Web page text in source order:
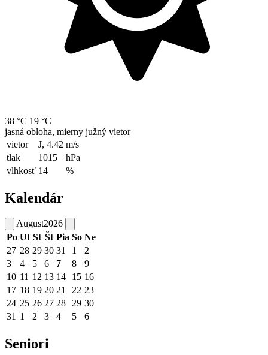
38 °C 19 °C
jasná obloha, mierny južný vietor
vietor
J, 4.42 m/s
tlak
1015
hPa
vlhkosť 14 %
Kalendár
August2026
Po Ut St Št Pia So Ne
27 28 29 30 31 1
2
3
4 5 6 7 8
9
10 11 12 13 14 15 16
17 18 19 20 21 22 23
24 25 26 27 28 29 30
31 1 2 3 4 5 6
Seniori